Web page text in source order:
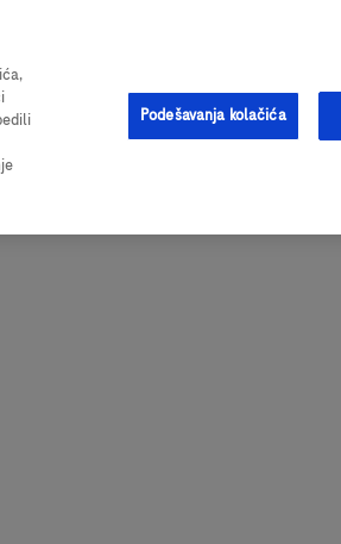
podacima o ispitivanju
Podešavanja kolačića